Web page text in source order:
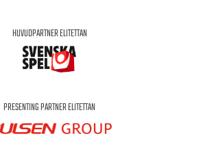
HUVUDPARTNER ELITETTAN
PRESENTING PARTNER ELITETTAN